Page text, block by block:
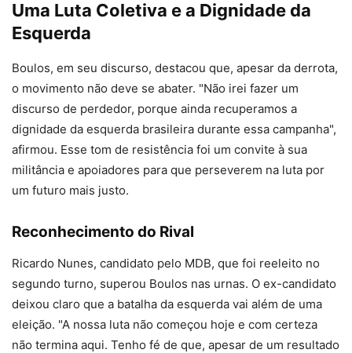
Uma Luta Coletiva e a Dignidade da
Esquerda
Boulos, em seu discurso, destacou que, apesar da derrota,
o movimento não deve se abater. "Não irei fazer um
discurso de perdedor, porque ainda recuperamos a
dignidade da esquerda brasileira durante essa campanha",
afirmou. Esse tom de resistência foi um convite à sua
militância e apoiadores para que perseverem na luta por
um futuro mais justo.
Reconhecimento do Rival
Ricardo Nunes, candidato pelo MDB, que foi reeleito no
segundo turno, superou Boulos nas urnas. O ex-candidato
deixou claro que a batalha da esquerda vai além de uma
eleição. "A nossa luta não começou hoje e com certeza
não termina aqui. Tenho fé de que, apesar de um resultado